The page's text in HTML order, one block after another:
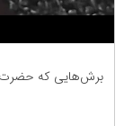
برش‌هایی كه حضرت